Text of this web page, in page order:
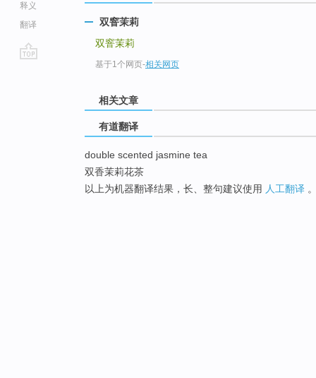
释义
翻译
双窨茉莉
双窨茉莉
基于1个网页-相关网页
相关文章
有道翻译
double scented jasmine tea
双香茉莉花茶
以上为机器翻译结果，长、整句建议使用 人工翻译